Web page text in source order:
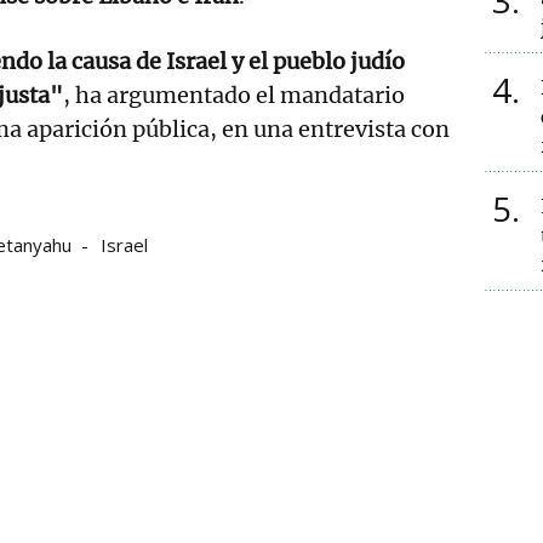
la causa de Israel y el pueblo judío
, ha argumentado el mandatario
aparición pública, en una entrevista con
Israel
4
5